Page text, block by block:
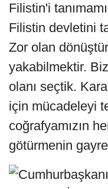
Filistin'i
Filistin devletini
Zor olan
yakabilmektir.
olanı seçtik.
için mücadeleyi
coğrafyamızın
götürmenin